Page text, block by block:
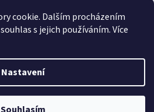
cookie. Dalším procházením
s jejich používáním. Více
Nastavení
Vytvořil Shoptet